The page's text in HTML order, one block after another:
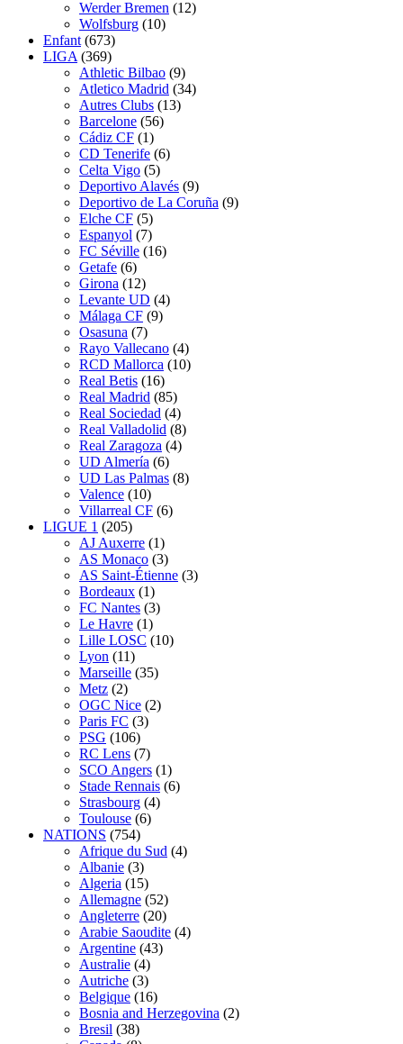
Werder Bremen (12)
Wolfsburg (10)
Enfant (673)
LIGA (369)
Athletic Bilbao (9)
Atletico Madrid (34)
Autres Clubs (13)
Barcelone (56)
Cádiz CF (1)
CD Tenerife (6)
Celta Vigo (5)
Deportivo Alavés (9)
Deportivo de La Coruña (9)
Elche CF (5)
Espanyol (7)
FC Séville (16)
Getafe (6)
Girona (12)
Levante UD (4)
Málaga CF (9)
Osasuna (7)
Rayo Vallecano (4)
RCD Mallorca (10)
Real Betis (16)
Real Madrid (85)
Real Sociedad (4)
Real Valladolid (8)
Real Zaragoza (4)
UD Almería (6)
UD Las Palmas (8)
Valence (10)
Villarreal CF (6)
LIGUE 1 (205)
AJ Auxerre (1)
AS Monaco (3)
AS Saint-Étienne (3)
Bordeaux (1)
FC Nantes (3)
Le Havre (1)
Lille LOSC (10)
Lyon (11)
Marseille (35)
Metz (2)
OGC Nice (2)
Paris FC (3)
PSG (106)
RC Lens (7)
SCO Angers (1)
Stade Rennais (6)
Strasbourg (4)
Toulouse (6)
NATIONS (754)
Afrique du Sud (4)
Albanie (3)
Algeria (15)
Allemagne (52)
Angleterre (20)
Arabie Saoudite (4)
Argentine (43)
Australie (4)
Autriche (3)
Belgique (16)
Bosnia and Herzegovina (2)
Bresil (38)